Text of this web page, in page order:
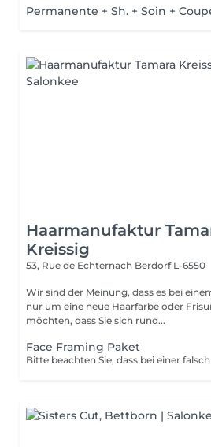
Permanente + Sh. + Soin +
Haarmanufaktur
Kreissig
53, Rue de Echternach Berdorf L-6550
Wir sind der Meinung, dass es bei
nur um eine neue Haarfarbe oder
möchten, dass Sie sich rund...
Face Framing Paket